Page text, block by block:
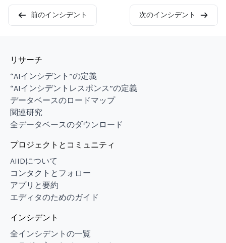
前のインシデント 次のインシデント
リサーチ
“AIインシデント”の定義
“AIインシデントレスポンス”の定義
データベースのロードマップ
関連研究
全データベースのダウンロード
プロジェクトとコミュニティ
AIIDについて
コンタクトとフォロー
アプリと要約
エディタのためのガイド
インシデント
全インシデントの一覧